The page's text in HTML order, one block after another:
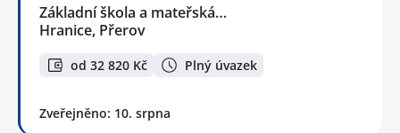
Základní škola a mateřská…
Hranice, Přerov
od 32 820 Kč Plný úvazek
Zveřejněno: 10. srpna